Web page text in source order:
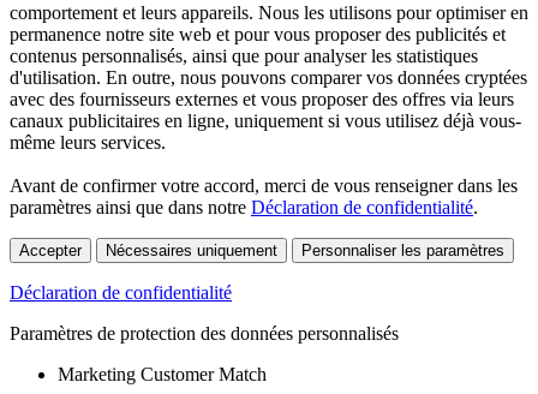
comportement et leurs appareils. Nous les utilisons pour optimiser en
permanence notre site web et pour vous proposer des publicités et
contenus personnalisés, ainsi que pour analyser les statistiques
d'utilisation. En outre, nous pouvons comparer vos données cryptées
avec des fournisseurs externes et vous proposer des offres via leurs
canaux publicitaires en ligne, uniquement si vous utilisez déjà vous-
même leurs services.
Avant de confirmer votre accord, merci de vous renseigner dans les
paramètres ainsi que dans notre Déclaration de confidentialité.
Accepter Nécessaires uniquement Personnaliser les paramètres
Déclaration de confidentialité
Paramètres de protection des données personnalisés
Marketing Customer Match